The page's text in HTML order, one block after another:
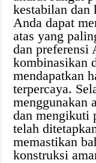
kestabilan dan
Anda dapat
atas yang
dan preferensi
kombinasikan
mendapatkan
terpercaya.
menggunakan
dan mengikuti
telah
memastikan
konstruksi